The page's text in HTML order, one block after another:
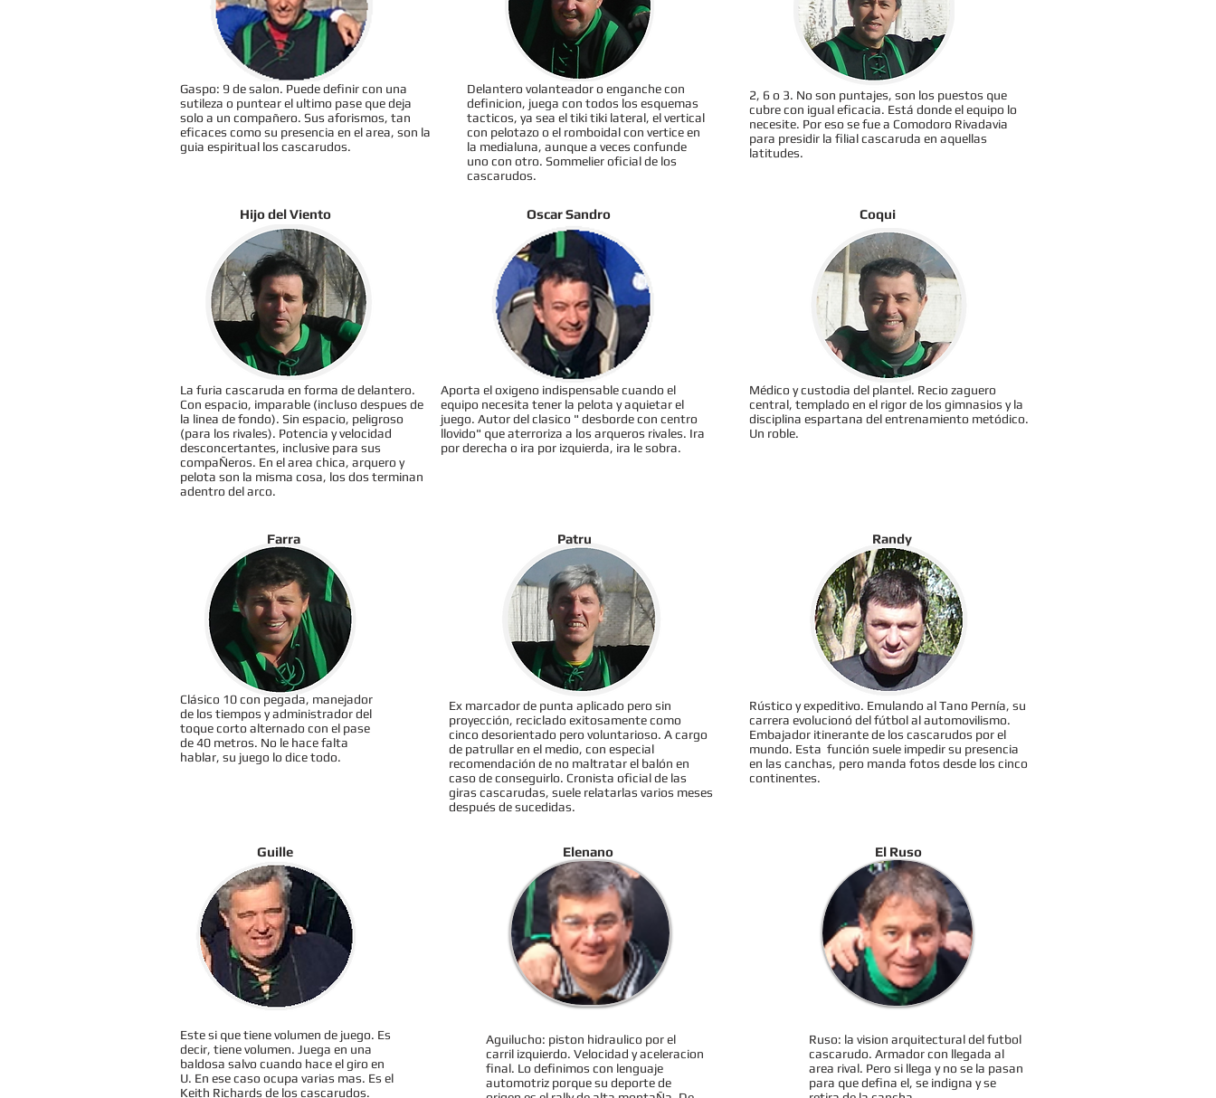
Randy
2, 6 o 3. No son puntajes, son los puestos que
cubre con igual eficacia. Está donde el equipo lo
necesite. Por eso se fue a Comodoro Rivadavia
para presidir la filial cascaruda en aquellas
latitudes.
Médico y custodia del plantel. Recio zaguero
central, templado en el rigor de los gimnasios y la
disciplina espartana del entrenamiento metódico.
Un roble.
Coqui
Rústico y expeditivo. Emulando al Tano Pernía, su
carrera evolucionó del fútbol al automovilismo.
Embajador itinerante de los cascarudos por el
mundo. Esta función suele impedir su presencia
en las canchas, pero manda fotos desde los cinco
continentes.
Ex marcador de punta aplicado pero sin
proyección, reciclado exitosamente como
cinco desorientado pero voluntarioso. A cargo
de patrullar en el medio, con especial
recomendación de no maltratar el balón en
caso de conseguirlo. Cronista oficial de las
giras cascarudas, suele relatarlas varios meses
después de sucedidas.
Patru
Clásico 10 con pegada, manejador
de los tiempos y administrador del
toque corto alternado con el pase
de 40 metros. No le hace falta
hablar, su juego lo dice todo.
Farra
Aporta el oxigeno indispensable cuando el
equipo necesita tener la pelota y aquietar el
juego. Autor del clasico " desborde con centro
llovido" que aterroriza a los arqueros rivales. Ira
por derecha o ira por izquierda, ira le sobra.
Oscar Sandro
Delantero volanteador o enganche con
definicion, juega con todos los esquemas
tacticos, ya sea el tiki tiki lateral, el vertical
con pelotazo o el romboidal con vertice en
la medialuna, aunque a veces confunde
uno con otro. Sommelier oficial de los
cascarudos.
Gaspo: 9 de salon. Puede definir con una
sutileza o puntear el ultimo pase que deja
solo a un compañero. Sus aforismos, tan
eficaces como su presencia en el area, son la
guia espiritual los cascarudos.
La furia cascaruda en forma de delantero.
Con espacio, imparable (incluso despues de
la linea de fondo). Sin espacio, peligroso
(para los rivales). Potencia y velocidad
desconcertantes, inclusive para sus
compaÑeros. En el area chica, arquero y
pelota son la misma cosa, los dos terminan
adentro del arco.
Hijo del Viento
Guille
Este si que tiene volumen de juego. Es
decir, tiene volumen. Juega en una
baldosa salvo cuando hace el giro en
U. En ese caso ocupa varias mas. Es el
Keith Richards de los cascarudos.
Elenano El Ruso
Aguilucho: piston hidraulico por el
carril izquierdo. Velocidad y aceleracion
final. Lo definimos con lenguaje
automotriz porque su deporte de
Ruso: la vision arquitectural del futbol
cascarudo. Armador con llegada al
area rival. Pero si llega y no se la pasan
para que defina el, se indigna y se